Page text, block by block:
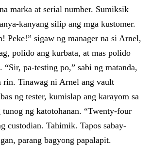
marka at serial number. Sumiksik
kanyang silip ang mga kustomer.
Peke!” sigaw ng manager na si Arnel,
polido ang kurbata, at mas polido
“Sir, pa-testing po,” sabi ng matanda,
rin. Tinawag ni Arnel ang vault
ng tester, kumislap ang karayom sa
ng katotohanan. “Twenty-four
custodian. Tahimik. Tapos sabay-
parang bagyong papalapit.